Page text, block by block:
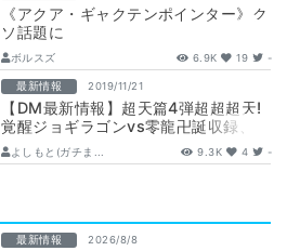
《アクア・ギャクテンポインター》ク
ソ話題に
ボルスズ 6.9K 19 -
最新情報 2019/11/21
【DM最新情報】超天篇4弾超超超天!
覚醒ジョギラゴンvs零龍卍誕収録、
《アロガント・アウェイン 》のイラ
スト、…
よしもと(ガチま... 9.3K 4 -
最新情報 2026/8/8